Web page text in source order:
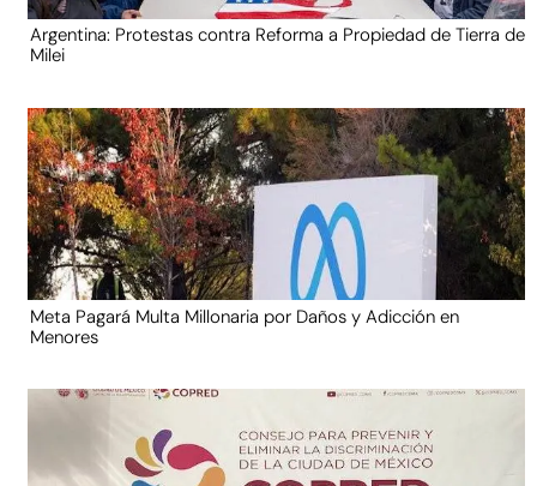
Argentina: Protestas contra Reforma a Propiedad de Tierra de
Milei
Meta Pagará Multa Millonaria por Daños y Adicción en
Menores